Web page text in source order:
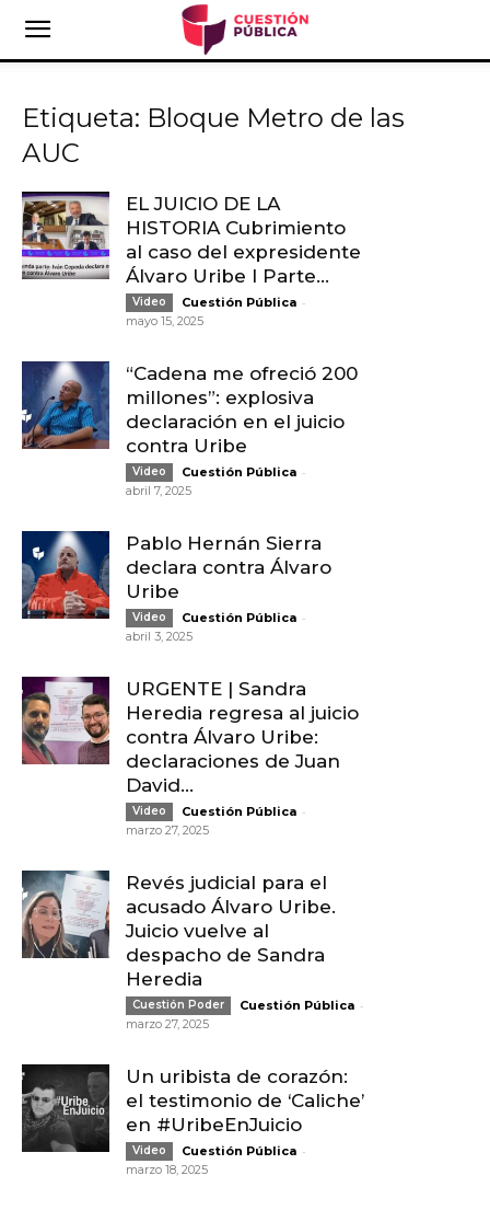
Etiqueta: Bloque Metro de las
AUC
EL JUICIO DE LA
HISTORIA Cubrimiento
al caso del expresidente
Álvaro Uribe I Parte...
Video Cuestión Pública -
mayo 15, 2025
“Cadena me ofreció 200
millones”: explosiva
declaración en el juicio
contra Uribe
Video Cuestión Pública -
abril 7, 2025
Pablo Hernán Sierra
declara contra Álvaro
Uribe
Video Cuestión Pública -
abril 3, 2025
URGENTE | Sandra
Heredia regresa al juicio
contra Álvaro Uribe:
declaraciones de Juan
David...
Video Cuestión Pública -
marzo 27, 2025
Revés judicial para el
acusado Álvaro Uribe.
Juicio vuelve al
despacho de Sandra
Heredia
Cuestión Poder Cuestión Pública -
marzo 27, 2025
Un uribista de corazón:
el testimonio de ‘Caliche’
en #UribeEnJuicio
Video Cuestión Pública -
marzo 18, 2025